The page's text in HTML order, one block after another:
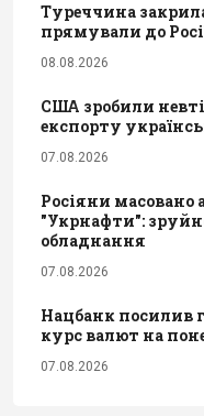
Туреччина
прямували до
08.08.2026
США зробили
експорту
07.08.2026
Росіяни масовано
"Укрнафти":
обладнання
07.08.2026
Нацбанк посилив
курс валют на
07.08.2026